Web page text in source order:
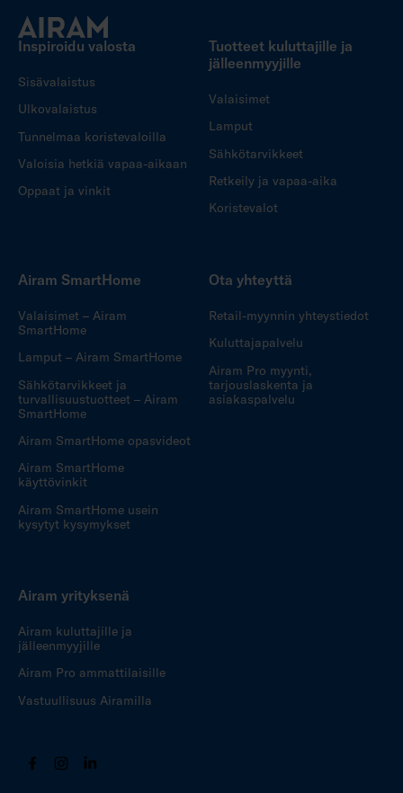
Inspiroidu valosta
Sisävalaistus
Ulkovalaistus
Tunnelmaa koristevaloilla
Valoisia hetkiä vapaa-aikaan
Oppaat ja vinkit
Tuotteet kuluttajille ja
jälleenmyyjille
Valaisimet
Lamput
Sähkötarvikkeet
Retkeily ja vapaa-aika
Koristevalot
Airam SmartHome
Valaisimet – Airam
SmartHome
Lamput – Airam SmartHome
Sähkötarvikkeet ja
turvallisuustuotteet – Airam
SmartHome
Airam SmartHome opasvideot
Airam SmartHome
käyttövinkit
Airam SmartHome usein
kysytyt kysymykset
Ota yhteyttä
Retail-myynnin yhteystiedot
Kuluttajapalvelu
Airam Pro myynti,
tarjouslaskenta ja
asiakaspalvelu
Airam yrityksenä
Airam kuluttajille ja
jälleenmyyjille
Airam Pro ammattilaisille
Vastuullisuus Airamilla